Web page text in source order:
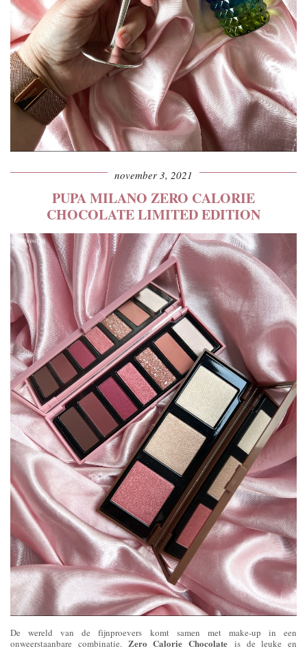
november 3, 2021
PUPA MILANO ZERO CALORIE
CHOCOLATE LIMITED EDITION
De wereld van de fijnproevers komt samen met make-up in een
onweerstaanbare combinatie.Zero Calorie Chocolate is de leuke en